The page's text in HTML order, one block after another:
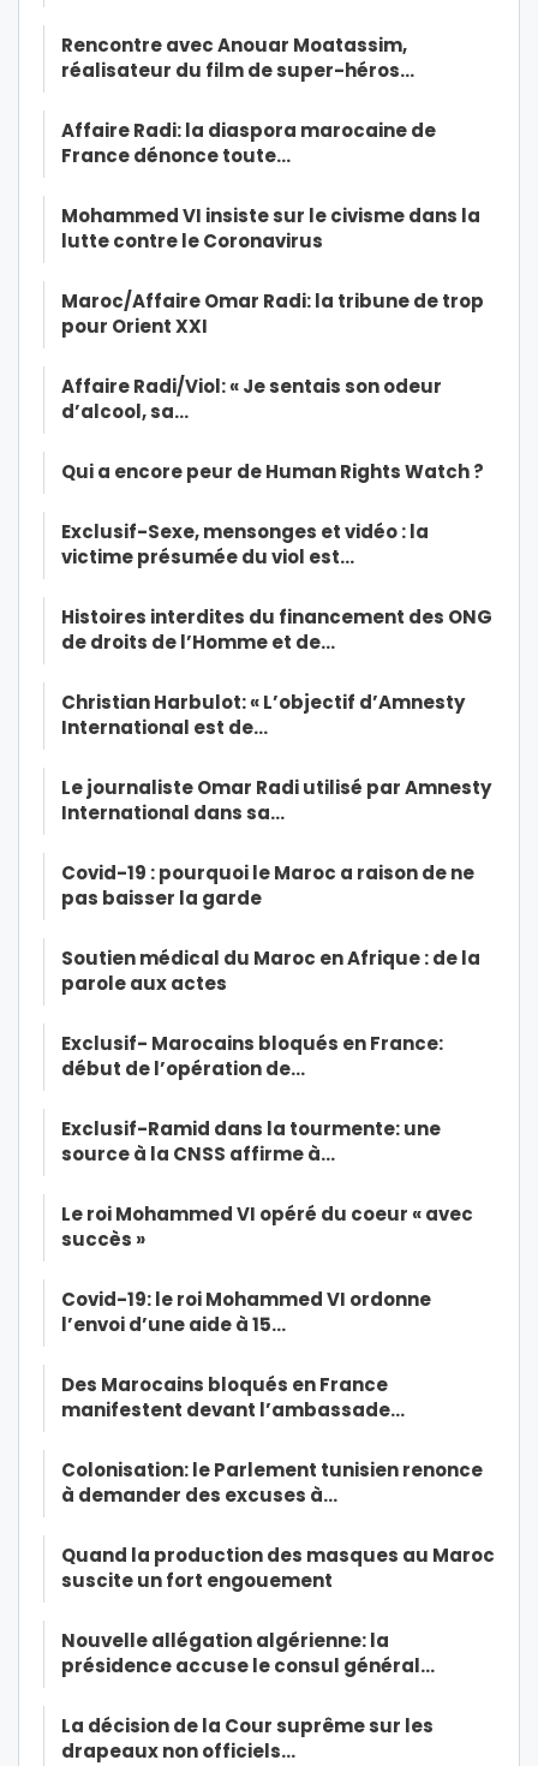
Rencontre avec Anouar Moatassim,
réalisateur du film de super-héros…
Affaire Radi: la diaspora marocaine de
France dénonce toute…
Mohammed VI insiste sur le civisme dans la
lutte contre le Coronavirus
Maroc/Affaire Omar Radi: la tribune de trop
pour Orient XXI
Affaire Radi/Viol: « Je sentais son odeur
d’alcool, sa…
Qui a encore peur de Human Rights Watch ?
Exclusif-Sexe, mensonges et vidéo : la
victime présumée du viol est…
Histoires interdites du financement des ONG
de droits de l’Homme et de…
Christian Harbulot: « L’objectif d’Amnesty
International est de…
Le journaliste Omar Radi utilisé par Amnesty
International dans sa…
Covid-19 : pourquoi le Maroc a raison de ne
pas baisser la garde
Soutien médical du Maroc en Afrique : de la
parole aux actes
Exclusif- Marocains bloqués en France:
début de l’opération de…
Exclusif-Ramid dans la tourmente: une
source à la CNSS affirme à…
Le roi Mohammed VI opéré du coeur « avec
succès »
Covid-19: le roi Mohammed VI ordonne
l’envoi d’une aide à 15…
Des Marocains bloqués en France
manifestent devant l’ambassade…
Colonisation: le Parlement tunisien renonce
à demander des excuses à…
Quand la production des masques au Maroc
suscite un fort engouement
Nouvelle allégation algérienne: la
présidence accuse le consul général…
La décision de la Cour suprême sur les
drapeaux non officiels…